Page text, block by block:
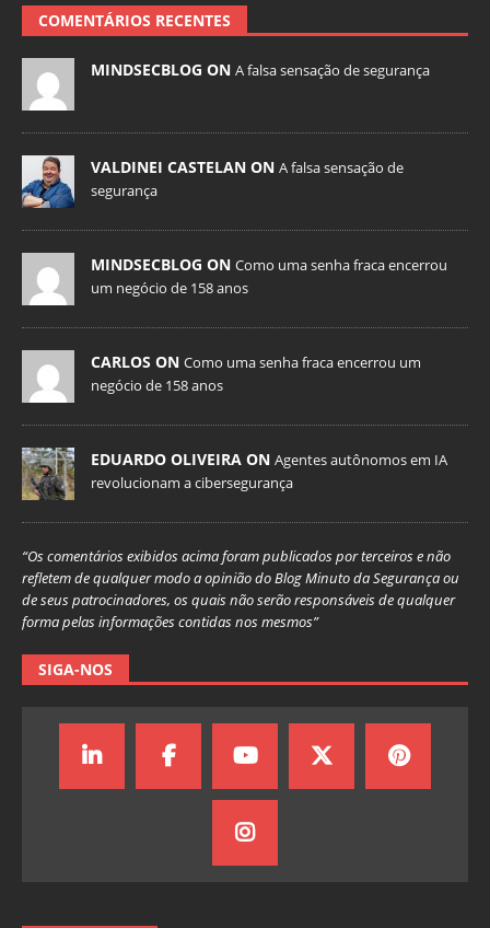
COMENTÁRIOS RECENTES
MINDSECBLOG ON A falsa sensação de segurança
VALDINEI CASTELAN ON A falsa sensação de
segurança
MINDSECBLOG ON Como uma senha fraca encerrou
um negócio de 158 anos
CARLOS ON Como uma senha fraca encerrou um
negócio de 158 anos
EDUARDO OLIVEIRA ON Agentes autônomos em IA
revolucionam a cibersegurança
“Os comentários exibidos acima foram publicados por terceiros e não
refletem de qualquer modo a opinião do Blog Minuto da Segurança ou
de seus patrocinadores, os quais não serão responsáveis de qualquer
forma pelas informações contidas nos mesmos”
SIGA-NOS